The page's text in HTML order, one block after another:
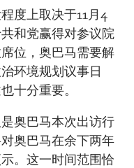
度上取决于11月4
和党赢得对参议院
位，奥巴马需要解
环境规划议事日
十分重要。
奥巴马本次出访行
奥巴马在余下两年
。这一时间范围恰